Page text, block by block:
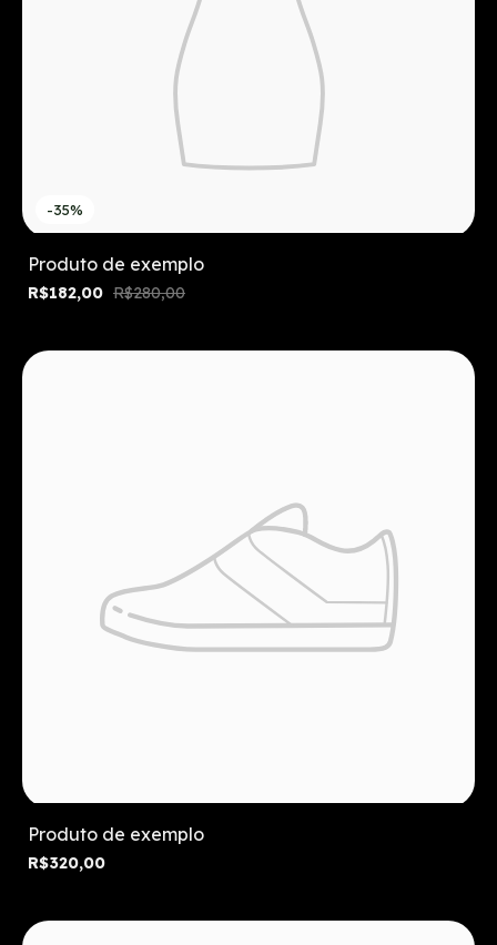
-35%
Produto de exemplo
R$182,00 R$280,00
Produto de exemplo
R$320,00